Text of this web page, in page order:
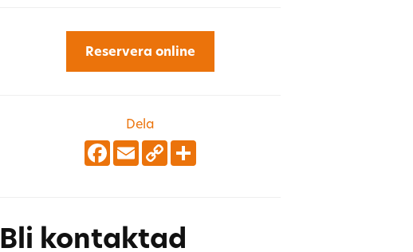
Dela
Facebook
EmailCopy
Link
Share
Bli kontaktad